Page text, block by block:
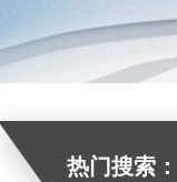
热门搜索：